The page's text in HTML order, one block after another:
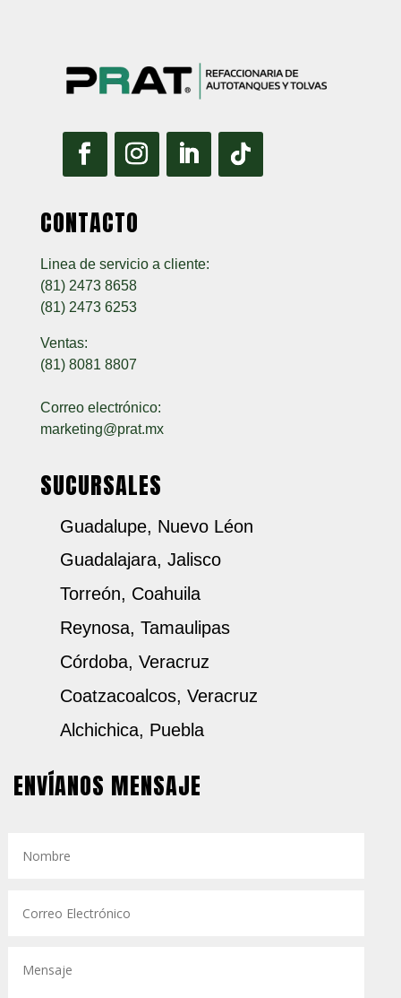
CONTACTO
Linea de servicio a cliente:
(81) 2473 8658
(81) 2473 6253
Ventas:
(81) 8081 8807
Correo electrónico:
marketing@prat.mx
SUCURSALES
Guadalupe, Nuevo Léon
Guadalajara, Jalisco
Torreón, Coahuila
Reynosa, Tamaulipas
Córdoba, Veracruz
Coatzacoalcos, Veracruz
Alchichica, Puebla
ENVÍANOS MENSAJE